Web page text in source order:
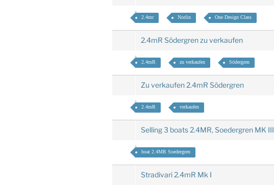
2.4mr Norlin One Design Class
2.4mR Södergren zu verkaufen
2.4mR zu verkaufen Södergren
Zu verkaufen 2.4mR Södergren
2.4mR verkaufen
Selling 3 boats 2.4MR, Soedergren MK III
boat 2.4MR Soedergren
Stradivari 2.4mR Mk I